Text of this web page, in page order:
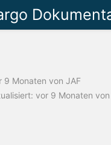
9 Monaten von JAF
vor 9 Monaten von